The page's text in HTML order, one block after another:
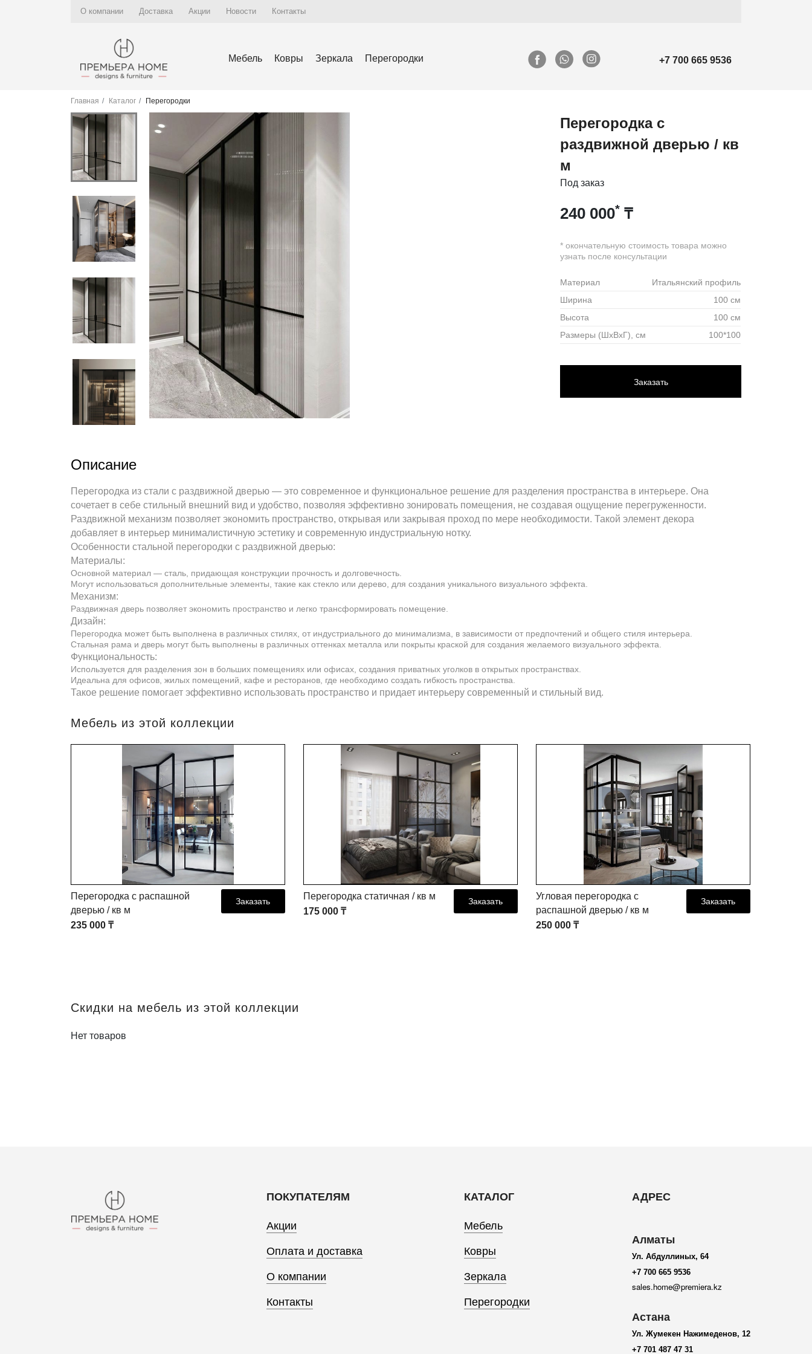
О компании Доставка Акции Новости Контакты
Мебель Ковры Зеркала Перегородки +7 700 665 9536
Главная Каталог Перегородки
Перегородка с
раздвижной дверью / кв
м
Под заказ
240 000* ₸
* окончательную стоимость товара можно
узнать после консультации
Материал
Итальянский профиль
Ширина
100 см
Высота
100 см
Размеры (ШхВхГ), см
100*100
Заказать
Описание
Перегородка из стали с раздвижной дверью — это современное и функциональное решение для разделения пространства в интерьере. Она
сочетает в себе стильный внешний вид и удобство, позволяя эффективно зонировать помещения, не создавая ощущение перегруженности.
Раздвижной механизм позволяет экономить пространство, открывая или закрывая проход по мере необходимости. Такой элемент декора
добавляет в интерьер минималистичную эстетику и современную индустриальную нотку.
Особенности стальной перегородки с раздвижной дверью:
Материалы:
Основной материал — сталь, придающая конструкции прочность и долговечность.
Могут использоваться дополнительные элементы, такие как стекло или дерево, для создания уникального визуального эффекта.
Механизм:
Раздвижная дверь позволяет экономить пространство и легко трансформировать помещение.
Дизайн:
Перегородка может быть выполнена в различных стилях, от индустриального до минимализма, в зависимости от предпочтений и общего стиля интерьера.
Стальная рама и дверь могут быть выполнены в различных оттенках металла или покрыты краской для создания желаемого визуального эффекта.
Функциональность:
Используется для разделения зон в больших помещениях или офисах, создания приватных уголков в открытых пространствах.
Идеальна для офисов, жилых помещений, кафе и ресторанов, где необходимо создать гибкость пространства.
Такое решение помогает эффективно использовать пространство и придает интерьеру современный и стильный вид.
Мебель из этой коллекции
Перегородка с распашной
дверью / кв м
235 000 ₸
Заказать
Перегородка статичная / кв м
175 000 ₸
Заказать
Угловая перегородка с
распашной дверью / кв м
250 000 ₸
Заказать
Скидки на мебель из этой коллекции
Нет товаров
ПОКУПАТЕЛЯМ
Акции
Оплата и доставка
О компании
Контакты
КАТАЛОГ
Мебель
Ковры
Зеркала
Перегородки
АДРЕС
Алматы
Ул. Абдуллиных, 64
+7 700 665 9536
sales.home@premiera.kz
Астана
Ул. Жумекен Нажимеденов, 12
+7 701 487 47 31